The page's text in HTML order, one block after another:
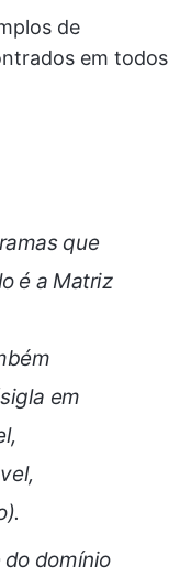
de
em todos
que
é a Matriz
em
do domínio